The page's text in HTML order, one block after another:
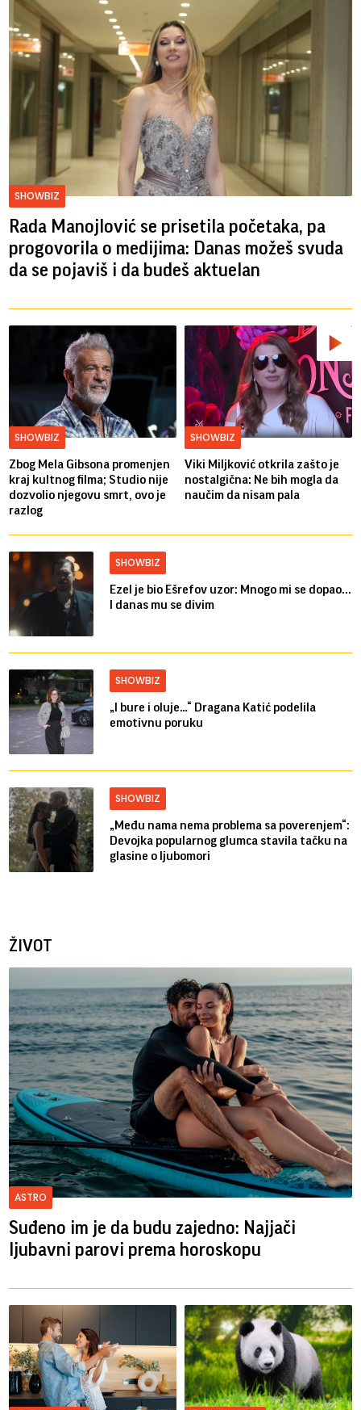
SHOWBIZ
Rada Manojlović se prisetila početaka, pa
progovorila o medijima: Danas možeš svuda
da se pojaviš i da budeš aktuelan
SHOWBIZ
Zbog Mela Gibsona promenjen
kraj kultnog filma; Studio nije
dozvolio njegovu smrt, ovo je
razlog
SHOWBIZ
Viki Miljković otkrila zašto je
nostalgična: Ne bih mogla da
naučim da nisam pala
SHOWBIZ
Ezel je bio Ešrefov uzor: Mnogo mi se dopao...
I danas mu se divim
SHOWBIZ
„I bure i oluje…“ Dragana Katić podelila
emotivnu poruku
SHOWBIZ
„Među nama nema problema sa poverenjem“:
Devojka popularnog glumca stavila tačku na
glasine o ljubomori
ŽIVOT
ASTRO
Suđeno im je da budu zajedno: Najjači
ljubavni parovi prema horoskopu